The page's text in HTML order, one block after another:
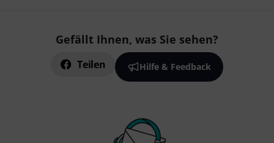
Gefällt Ihnen, was Sie sehen?
Teilen Hilfe & Feedback